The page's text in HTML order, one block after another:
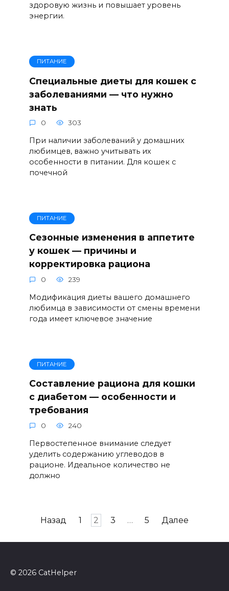
здоровую жизнь и повышает уровень
энергии.
ПИТАНИЕ
Специальные диеты для кошек с
заболеваниями — что нужно
знать
0 303
При наличии заболеваний у домашних
любимцев, важно учитывать их
особенности в питании. Для кошек с
почечной
ПИТАНИЕ
Сезонные изменения в аппетите
у кошек — причины и
корректировка рациона
0 239
Модификация диеты вашего домашнего
любимца в зависимости от смены времени
года имеет ключевое значение
ПИТАНИЕ
Составление рациона для кошки
с диабетом — особенности и
требования
0 240
Первостепенное внимание следует
уделить содержанию углеводов в
рационе. Идеальное количество не
должно
Пагинация
Назад 1 2 3 … 5 Далее
© 2026 CatHelper